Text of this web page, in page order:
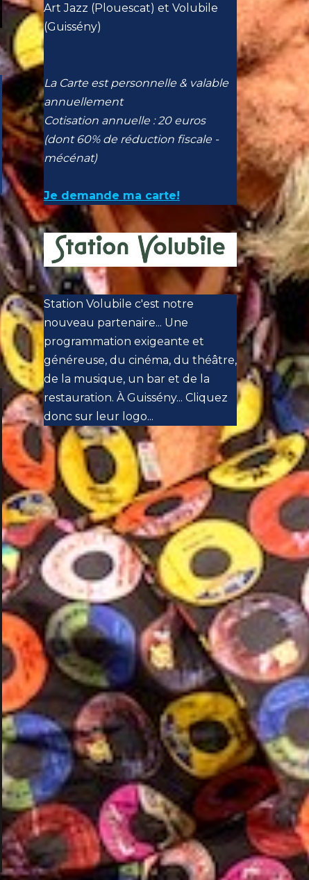
Art Jazz (Plouescat) et Volubile
(Guissény)
La Carte est personnelle & valable
annuellement
Cotisation annuelle : 20 euros
(dont 60% de réduction fiscale -
mécénat)
Je demande ma carte!
Station Volubile c'est notre
nouveau partenaire... Une
programmation exigeante et
généreuse, du cinéma, du théâtre,
de la musique, un bar et de la
restauration. À Guissény... Cliquez
donc sur leur logo...